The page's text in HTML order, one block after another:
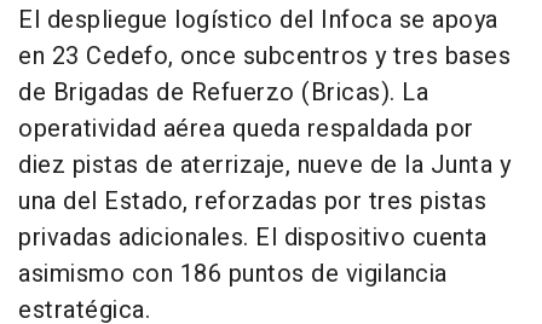
El despliegue logístico del Infoca se apoya
en 23 Cedefo, once subcentros y tres bases
de Brigadas de Refuerzo (Bricas). La
operatividad aérea queda respaldada por
diez pistas de aterrizaje, nueve de la Junta y
una del Estado, reforzadas por tres pistas
privadas adicionales. El dispositivo cuenta
asimismo con 186 puntos de vigilancia
estratégica.